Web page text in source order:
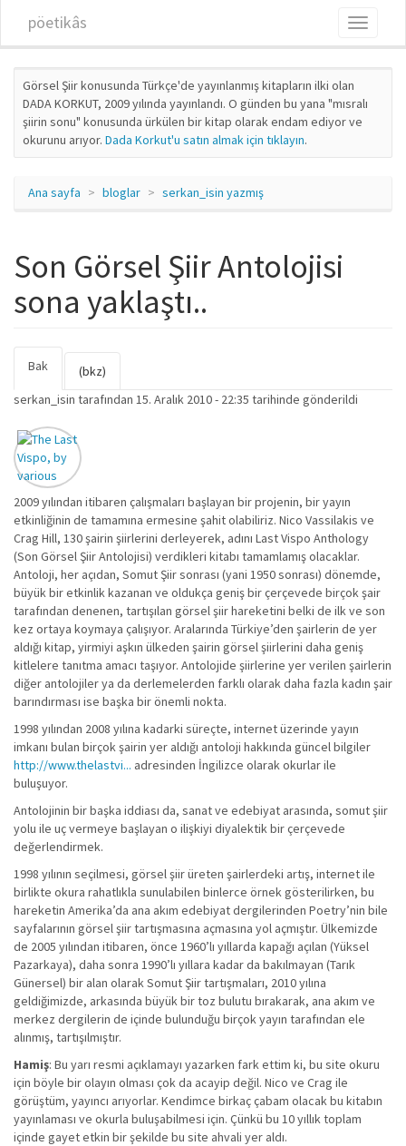
pöetikâs
Toggle
Görsel Şiir konusunda Türkçe'de yayınlanmış kitapların ilki olan
DADA KORKUT, 2009 yılında yayınlandı. O günden bu yana "mısralı
şiirin sonu" konusunda ürkülen bir kitap olarak endam ediyor ve
okurunu arıyor. Dada Korkut'u satın almak için tıklayın.
Ana sayfa bloglar serkan_isin yazmış
Son Görsel Şiir Antolojisi
sona yaklaştı..
Birincil sekmeler
Bak
sekme)
(bkz)
serkan_isin tarafından 15. Aralık 2010 - 22:35 tarihinde gönderildi
2009 yılından itibaren çalışmaları başlayan bir projenin, bir yayın
etkinliğinin de tamamına ermesine şahit olabiliriz. Nico Vassilakis ve
Crag Hill, 130 şairin şiirlerini derleyerek, adını Last Vispo Anthology
(Son Görsel Şiir Antolojisi) verdikleri kitabı tamamlamış olacaklar.
Antoloji, her açıdan, Somut Şiir sonrası (yani 1950 sonrası) dönemde,
büyük bir etkinlik kazanan ve oldukça geniş bir çerçevede birçok şair
tarafından denenen, tartışılan görsel şiir hareketini belki de ilk ve son
kez ortaya koymaya çalışıyor. Aralarında Türkiye’den şairlerin de yer
aldığı kitap, yirmiyi aşkın ülkeden şairin görsel şiirlerini daha geniş
kitlelere tanıtma amacı taşıyor. Antolojide şiirlerine yer verilen şairlerin
diğer antolojiler ya da derlemelerden farklı olarak daha fazla kadın şair
barındırması ise başka bir önemli nokta.
1998 yılından 2008 yılına kadarki süreçte, internet üzerinde yayın
imkanı bulan birçok şairin yer aldığı antoloji hakkında güncel bilgiler
http://www.thelastvi... adresinden İngilizce olarak okurlar ile
buluşuyor.
Antolojinin bir başka iddiası da, sanat ve edebiyat arasında, somut şiir
yolu ile uç vermeye başlayan o ilişkiyi diyalektik bir çerçevede
değerlendirmek.
1998 yılının seçilmesi, görsel şiir üreten şairlerdeki artış, internet ile
birlikte okura rahatlıkla sunulabilen binlerce örnek gösterilirken, bu
hareketin Amerika’da ana akım edebiyat dergilerinden Poetry’nin bile
sayfalarının görsel şiir tartışmasına açmasına yol açmıştır. Ülkemizde
de 2005 yılından itibaren, önce 1960’lı yıllarda kapağı açılan (Yüksel
Pazarkaya), daha sonra 1990’lı yıllara kadar da bakılmayan (Tarık
Günersel) bir alan olarak Somut Şiir tartışmaları, 2010 yılına
geldiğimizde, arkasında büyük bir toz bulutu bırakarak, ana akım ve
merkez dergilerin de içinde bulunduğu birçok yayın tarafından ele
alınmış, tartışılmıştır.
Hamiş: Bu yarı resmi açıklamayı yazarken fark ettim ki, bu site okuru
için böyle bir olayın olması çok da acayip değil. Nico ve Crag ile
görüştüm, yayıncı arıyorlar. Kendimce birkaç çabam olacak bu kitabın
yayınlaması ve okurla buluşabilmesi için. Çünkü bu 10 yıllık toplam
içinde gayet etkin bir şekilde bu site ahvali yer aldı.